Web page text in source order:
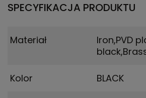
SPECYFIKACJA PRODUKTU
Materiał
Iron,PVD
Kolor BLACK